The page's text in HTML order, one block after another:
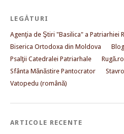
LEGĂTURI
Agenţia de Ştiri "Basilica" a Patriarhiei
Biserica Ortodoxa din Moldova
Psalţii Catedralei Patriarhale
Rugă.ro
Sfânta Mănăstire Pantocrator
Vatopedu (română)
ARTICOLE RECENTE